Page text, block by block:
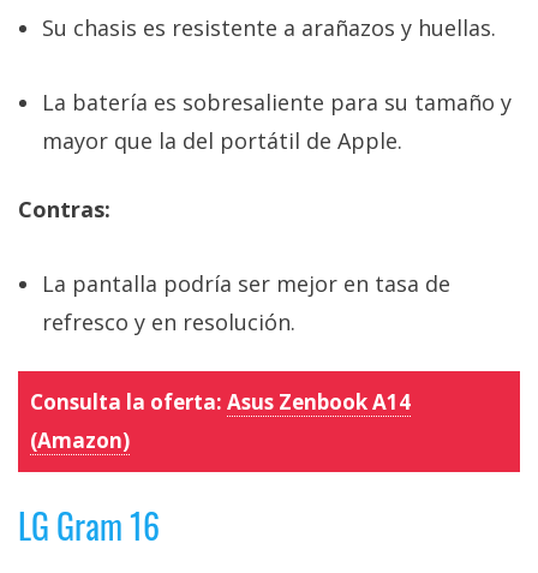
Su chasis es resistente a arañazos y huellas.
La batería es sobresaliente para su tamaño y
mayor que la del portátil de Apple.
Contras:
La pantalla podría ser mejor en tasa de
refresco y en resolución.
Consulta la oferta: Asus Zenbook A14
(Amazon)
LG Gram 16